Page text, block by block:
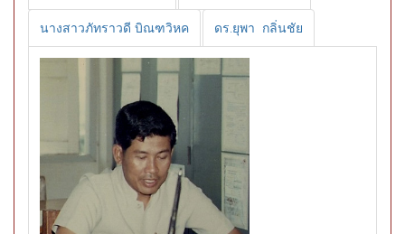
นางสาวภัทราวดี บิณฑวิหค ดร.ยุพา กลิ่นชัย